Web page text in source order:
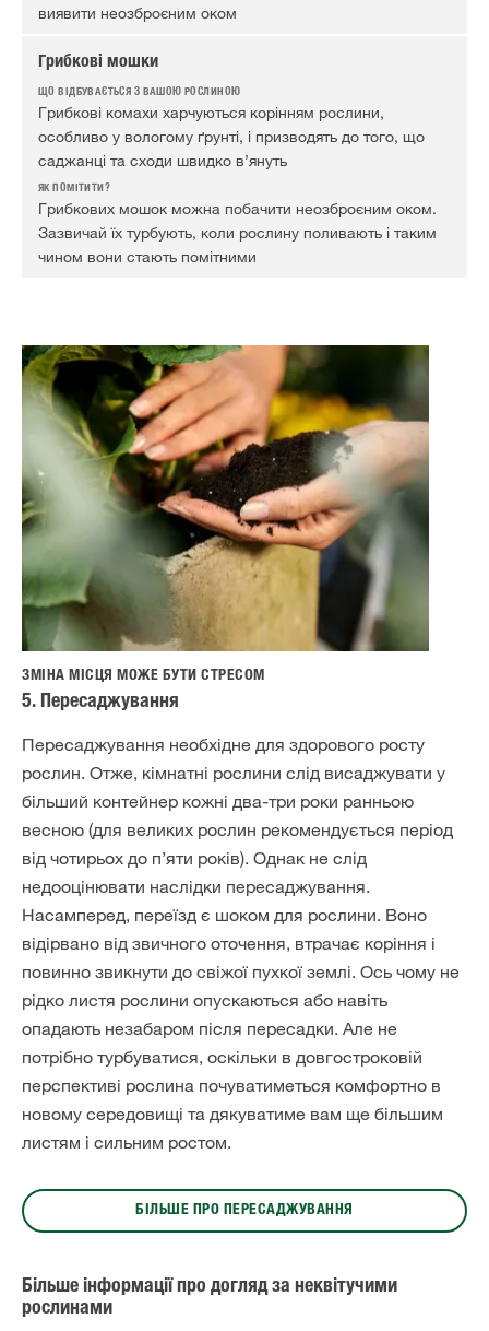
виявити неозброєним оком
Грибкові мошки
Грибкові комахи харчуються корінням рослини,
особливо у вологому ґрунті, і призводять до того, що
саджанці та сходи швидко в’януть
Грибкових мошок можна побачити неозброєним оком.
Зазвичай їх турбують, коли рослину поливають і таким
чином вони стають помітними
ЗМІНА МІСЦЯ МОЖЕ БУТИ СТРЕСОМ
5. Пересаджування
Пересаджування необхідне для здорового росту
рослин. Отже, кімнатні рослини слід висаджувати у
більший контейнер кожні два-три роки ранньою
весною (для великих рослин рекомендується період
від чотирьох до п’яти років). Однак не слід
недооцінювати наслідки пересаджування.
Насамперед, переїзд є шоком для рослини. Воно
відірвано від звичного оточення, втрачає коріння і
повинно звикнути до свіжої пухкої землі. Ось чому не
рідко листя рослини опускаються або навіть
опадають незабаром після пересадки. Але не
потрібно турбуватися, оскільки в довгостроковій
перспективі рослина почуватиметься комфортно в
новому середовищі та дякуватиме вам ще більшим
листям і сильним ростом.
БІЛЬШЕ ПРО ПЕРЕСАДЖУВАННЯ
Більше інформації про догляд за неквітучими
рослинами